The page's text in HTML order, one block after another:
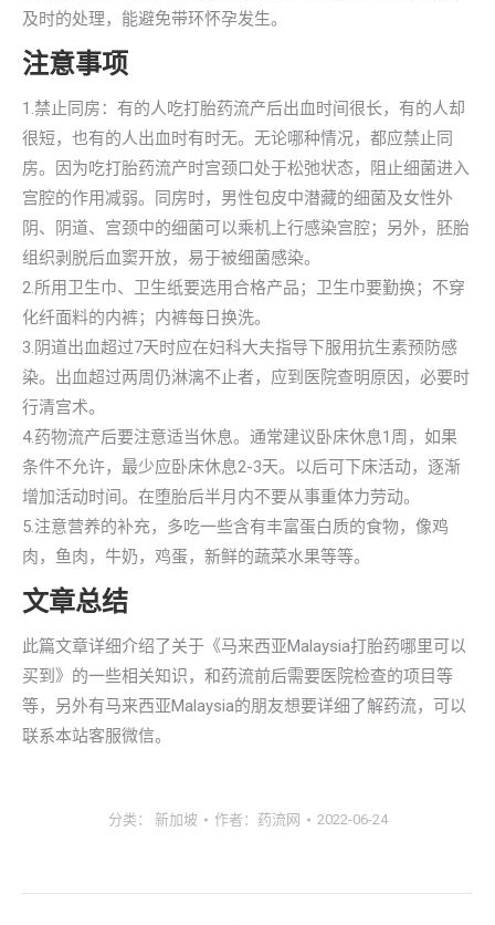
及时的处理，能避免带环怀孕发生。
注意事项
1.禁止同房：有的人吃打胎药流产后出血时间很长，有的人却
很短，也有的人出血时有时无。无论哪种情况，都应禁止同
房。因为吃打胎药流产时宫颈口处于松弛状态，阻止细菌进入
宫腔的作用减弱。同房时，男性包皮中潜藏的细菌及女性外
阴、阴道、宫颈中的细菌可以乘机上行感染宫腔；另外，胚胎
组织剥脱后血窦开放，易于被细菌感染。
2.所用卫生巾、卫生纸要选用合格产品；卫生巾要勤换；不穿
化纤面料的内裤；内裤每日换洗。
3.阴道出血超过7天时应在妇科大夫指导下服用抗生素预防感
染。出血超过两周仍淋漓不止者，应到医院查明原因，必要时
行清宫术。
4.药物流产后要注意适当休息。通常建议卧床休息1周，如果
条件不允许，最少应卧床休息2-3天。以后可下床活动，逐渐
增加活动时间。在堕胎后半月内不要从事重体力劳动。
5.注意营养的补充，多吃一些含有丰富蛋白质的食物，像鸡
肉，鱼肉，牛奶，鸡蛋，新鲜的蔬菜水果等等。
文章总结
此篇文章详细介绍了关于《马来西亚Malaysia打胎药哪里可以
买到》的一些相关知识，和药流前后需要医院检查的项目等
等，另外有马来西亚Malaysia的朋友想要详细了解药流，可以
联系本站客服微信。
分类： 新加坡 作者： 药流网 2022-06-24